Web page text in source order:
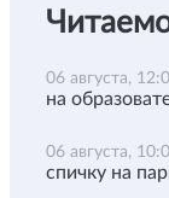
06 августа,
на
06 августа,
спичку на